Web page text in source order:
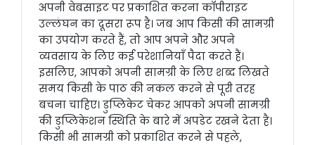
अपनी वेबसाइट पर प्रकाशित करना कॉपीराइट
उल्लंघन का दूसरा रूप है। जब आप किसी की सामग्री
का उपयोग करते हैं, तो आप अपने और अपने
व्यवसाय के लिए कई परेशानियाँ पैदा करते हैं।
इसलिए, आपको अपनी सामग्री के लिए शब्द लिखते
समय किसी के पाठ की नकल करने से पूरी तरह
बचना चाहिए। डुप्लिकेट चेकर आपको अपनी सामग्री
की डुप्लिकेशन स्थिति के बारे में अपडेट रखने देता है।
किसी भी सामग्री को प्रकाशित करने से पहले,